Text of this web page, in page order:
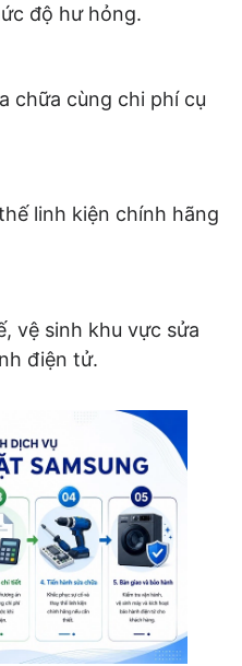
độ hư hỏng.
chữa cùng chi phí cụ
linh kiện chính hãng
vệ sinh khu vực sửa
điện tử.